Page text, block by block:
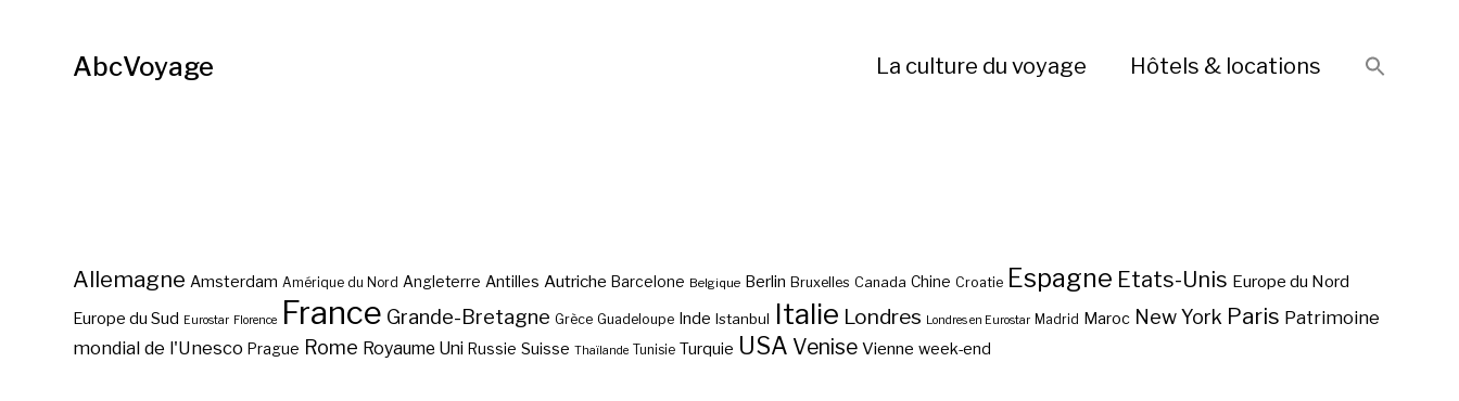
AbcVoyage La culture du voyage Hôtels & locations
Allemagne Amsterdam Amérique du Nord Angleterre Antilles Autriche Barcelone Belgique Berlin Bruxelles Canada Chine Croatie Espagne Etats-Unis Europe du Nord
Europe du Sud Eurostar Florence France Grande-Bretagne Grèce Guadeloupe Inde Istanbul Italie Londres Londres en Eurostar Madrid Maroc New York Paris Patrimoine
mondial de l'Unesco Prague Rome Royaume Uni Russie Suisse Thaïlande Tunisie Turquie USA Venise Vienne week-end